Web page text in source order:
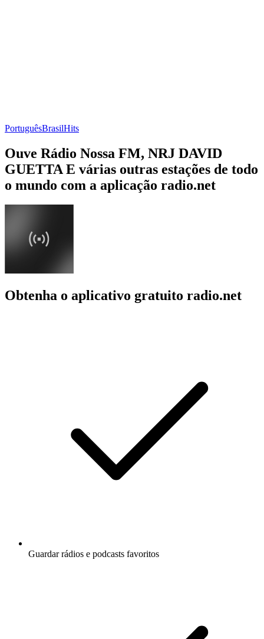
PortuguêsBrasilHits
Ouve Rádio Nossa FM, NRJ DAVID
GUETTA E várias outras estações de todo
o mundo com a aplicação radio.net
Obtenha o aplicativo gratuito radio.net
Guardar rádios e podcasts favoritos